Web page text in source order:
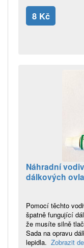
8 Kč
Náhradní
dálkových
Pomocí těchto
špatně fungující
že musíte silně
Sada na opravu
lepidla. Zobrazit